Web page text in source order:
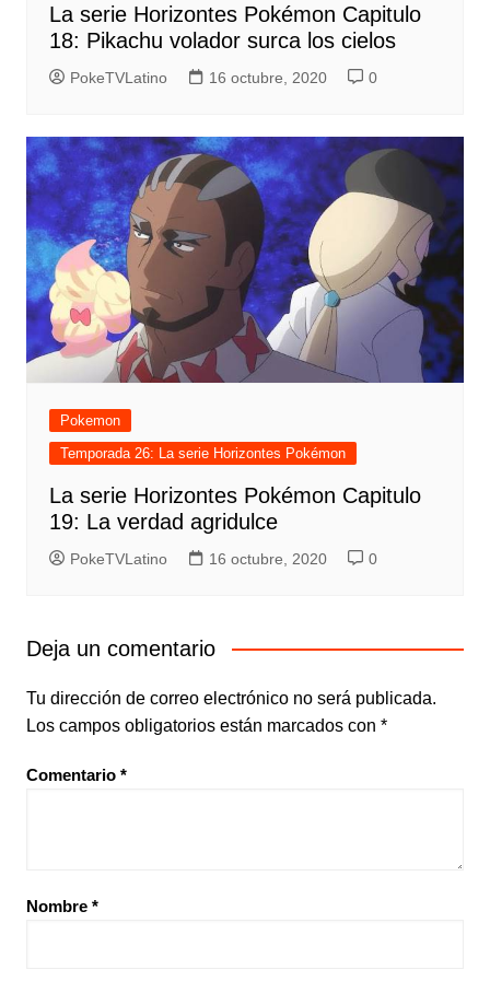
La serie Horizontes Pokémon Capitulo
18: Pikachu volador surca los cielos
PokeTVLatino 16 octubre, 2020 0
Pokemon
Temporada 26: La serie Horizontes Pokémon
La serie Horizontes Pokémon Capitulo
19: La verdad agridulce
PokeTVLatino 16 octubre, 2020 0
Deja un comentario
Tu dirección de correo electrónico no será publicada.
Los campos obligatorios están marcados con *
Comentario *
Nombre *